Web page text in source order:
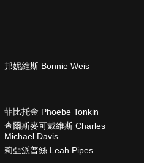
邦妮維斯 Bonnie Weis
菲比托金 Phoebe Tonkin
查爾斯麥可戴維斯 Charles
Michael Davis
莉亞派普絲 Leah Pipes